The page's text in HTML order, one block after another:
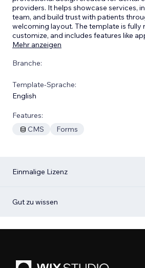
providers. It helps showcase services,
team, and build trust with patients
welcoming layout. The template is fully
customize, and includes features like
Mehr anzeigen
Branche:
Template-Sprache:
English
Features:
CMS
Forms
Einmalige Lizenz
Gut zu wissen